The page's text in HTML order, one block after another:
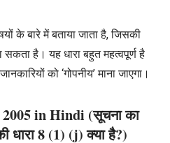
के बारे में बताया जाता है, जिसकी
सकता है। यह धारा बहुत महत्वपूर्ण है
को ‘गोपनीय’ माना जाएगा।
in Hindi (सूचना का
धारा 8 (1) (j) क्या है?)